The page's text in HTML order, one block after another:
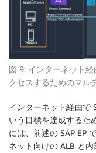
図 9: インターネット経
クセスするためのマル
インターネット経由で
いう目標を達成するた
には、前述の SAP EP
ネット向けの ALB と